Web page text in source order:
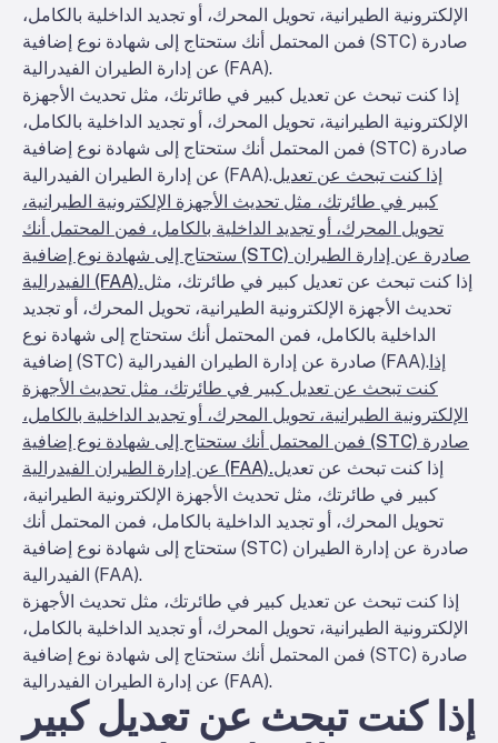
الإلكترونية الطيرانية، تحويل المحرك، أو تجديد الداخلية بالكامل،
فمن المحتمل أنك ستحتاج إلى شهادة نوع إضافية (STC) صادرة
عن إدارة الطيران الفيدرالية (FAA).
إذا كنت تبحث عن تعديل كبير في طائرتك، مثل تحديث الأجهزة
الإلكترونية الطيرانية، تحويل المحرك، أو تجديد الداخلية بالكامل،
فمن المحتمل أنك ستحتاج إلى شهادة نوع إضافية (STC) صادرة
عن إدارة الطيران الفيدرالية (FAA).إذا كنت تبحث عن تعديل
كبير في طائرتك، مثل تحديث الأجهزة الإلكترونية الطيرانية،
تحويل المحرك، أو تجديد الداخلية بالكامل، فمن المحتمل أنك
ستحتاج إلى شهادة نوع إضافية (STC) صادرة عن إدارة الطيران
الفيدرالية (FAA).إذا كنت تبحث عن تعديل كبير في طائرتك، مثل
تحديث الأجهزة الإلكترونية الطيرانية، تحويل المحرك، أو تجديد
الداخلية بالكامل، فمن المحتمل أنك ستحتاج إلى شهادة نوع
إضافية (STC) صادرة عن إدارة الطيران الفيدرالية (FAA).إذا
كنت تبحث عن تعديل كبير في طائرتك، مثل تحديث الأجهزة
الإلكترونية الطيرانية، تحويل المحرك، أو تجديد الداخلية بالكامل،
فمن المحتمل أنك ستحتاج إلى شهادة نوع إضافية (STC) صادرة
عن إدارة الطيران الفيدرالية (FAA).إذا كنت تبحث عن تعديل
كبير في طائرتك، مثل تحديث الأجهزة الإلكترونية الطيرانية،
تحويل المحرك، أو تجديد الداخلية بالكامل، فمن المحتمل أنك
ستحتاج إلى شهادة نوع إضافية (STC) صادرة عن إدارة الطيران
الفيدرالية (FAA).
إذا كنت تبحث عن تعديل كبير في طائرتك، مثل تحديث الأجهزة
الإلكترونية الطيرانية، تحويل المحرك، أو تجديد الداخلية بالكامل،
فمن المحتمل أنك ستحتاج إلى شهادة نوع إضافية (STC) صادرة
عن إدارة الطيران الفيدرالية (FAA).
إذا كنت تبحث عن تعديل كبير